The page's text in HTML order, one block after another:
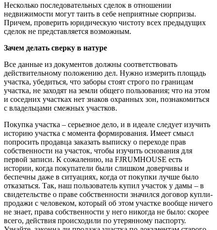
Несколько последовательных сделок в отношении
недвижимости могут таить в себе неприятные сюрпризы.
Причем, проверить юридическую чистоту всех предыдущих
сделок не представляется возможным.
Зачем делать сверку в натуре
Все данные из документов должны соответствовать
действительному положению дел. Нужно измерить площадь
участка, убедиться, что заборы стоят строго по границам
участка, не заходят на земли общего пользования; что на этом
и соседних участках нет знаков охранных зон, познакомиться
с владельцами смежных участков.
Покупка участка – серьезное дело, и в идеале следует изучить
историю участка с момента формирования. Имеет смысл
попросить продавца заказать выписку о переходе прав
собственности на участок, чтобы изучить основания для
первой записи. К сожалению, на FJRUMHOUSE есть
истории, когда покупатели были слишком доверчивы и
беспечны даже в ситуациях, когда от покупки лучше было
отказаться. Так, наш пользователь купил участок у дамы – в
свидетельстве о праве собственности значился договор купли-
продажи с человеком, который об этом участке вообще ничего
не знает, права собственности у него никогда не было: скорее
всего, действия происходили по утерянному паспорту.